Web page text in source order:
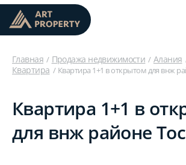
Главная Продажа недвижимости Алания
Квартира
Квартира 1+1 в открытом для внж
Квартира 1+1 в
для внж районе